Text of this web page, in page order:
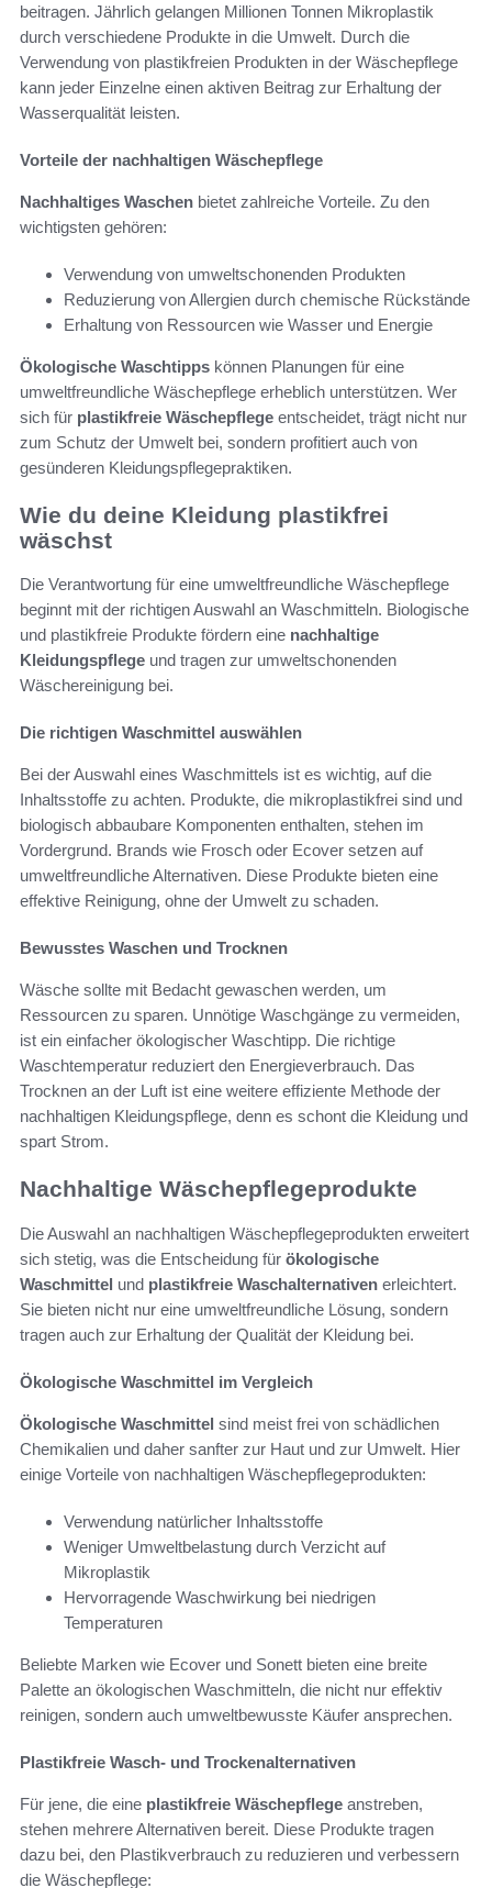
beitragen. Jährlich gelangen Millionen Tonnen Mikroplastik
durch verschiedene Produkte in die Umwelt. Durch die
Verwendung von plastikfreien Produkten in der Wäschepflege
kann jeder Einzelne einen aktiven Beitrag zur Erhaltung der
Wasserqualität leisten.
Vorteile der nachhaltigen Wäschepflege
Nachhaltiges Waschen bietet zahlreiche Vorteile. Zu den
wichtigsten gehören:
Verwendung von umweltschonenden Produkten
Reduzierung von Allergien durch chemische Rückstände
Erhaltung von Ressourcen wie Wasser und Energie
Ökologische Waschtipps können Planungen für eine
umweltfreundliche Wäschepflege erheblich unterstützen. Wer
sich für plastikfreie Wäschepflege entscheidet, trägt nicht nur
zum Schutz der Umwelt bei, sondern profitiert auch von
gesünderen Kleidungspflegepraktiken.
Wie du deine Kleidung plastikfrei
wäschst
Die Verantwortung für eine umweltfreundliche Wäschepflege
beginnt mit der richtigen Auswahl an Waschmitteln. Biologische
und plastikfreie Produkte fördern eine nachhaltige
Kleidungspflege und tragen zur umweltschonenden
Wäschereinigung bei.
Die richtigen Waschmittel auswählen
Bei der Auswahl eines Waschmittels ist es wichtig, auf die
Inhaltsstoffe zu achten. Produkte, die mikroplastikfrei sind und
biologisch abbaubare Komponenten enthalten, stehen im
Vordergrund. Brands wie Frosch oder Ecover setzen auf
umweltfreundliche Alternativen. Diese Produkte bieten eine
effektive Reinigung, ohne der Umwelt zu schaden.
Bewusstes Waschen und Trocknen
Wäsche sollte mit Bedacht gewaschen werden, um
Ressourcen zu sparen. Unnötige Waschgänge zu vermeiden,
ist ein einfacher ökologischer Waschtipp. Die richtige
Waschtemperatur reduziert den Energieverbrauch. Das
Trocknen an der Luft ist eine weitere effiziente Methode der
nachhaltigen Kleidungspflege, denn es schont die Kleidung und
spart Strom.
Nachhaltige Wäschepflegeprodukte
Die Auswahl an nachhaltigen Wäschepflegeprodukten erweitert
sich stetig, was die Entscheidung für ökologische
Waschmittel und plastikfreie Waschalternativen erleichtert.
Sie bieten nicht nur eine umweltfreundliche Lösung, sondern
tragen auch zur Erhaltung der Qualität der Kleidung bei.
Ökologische Waschmittel im Vergleich
Ökologische Waschmittel sind meist frei von schädlichen
Chemikalien und daher sanfter zur Haut und zur Umwelt. Hier
einige Vorteile von nachhaltigen Wäschepflegeprodukten:
Verwendung natürlicher Inhaltsstoffe
Weniger Umweltbelastung durch Verzicht auf
Mikroplastik
Hervorragende Waschwirkung bei niedrigen
Temperaturen
Beliebte Marken wie Ecover und Sonett bieten eine breite
Palette an ökologischen Waschmitteln, die nicht nur effektiv
reinigen, sondern auch umweltbewusste Käufer ansprechen.
Plastikfreie Wasch- und Trockenalternativen
Für jene, die eine plastikfreie Wäschepflege anstreben,
stehen mehrere Alternativen bereit. Diese Produkte tragen
dazu bei, den Plastikverbrauch zu reduzieren und verbessern
die Wäschepflege: